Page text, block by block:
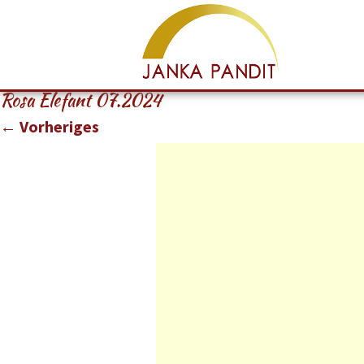
Rosa Elefant 07.2024
← Vorheriges